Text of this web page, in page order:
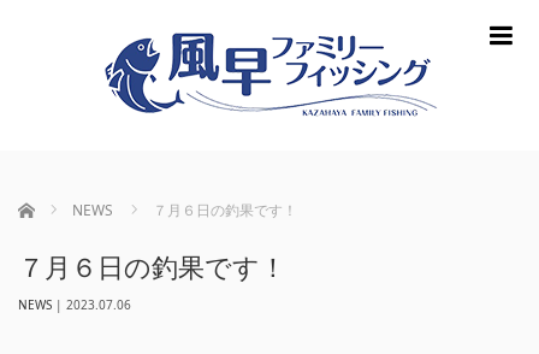
ホーム NEWS ７月６日の釣果です！
７月６日の釣果です！
NEWS | 2023.07.06